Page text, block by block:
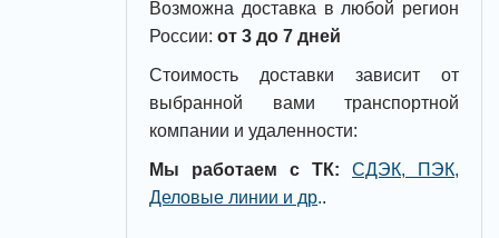
Возможна доставка в любой регион
России: от 3 до 7 дней
Стоимость доставки зависит от
выбранной вами транспортной
компании и удаленности:
Мы работаем с ТК:
СДЭК, ПЭК,
Деловые линии и др..